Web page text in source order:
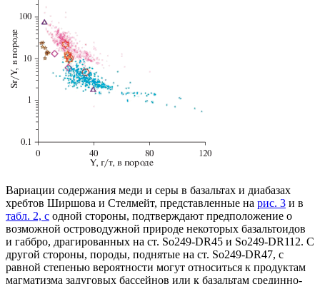
Вариации содержания меди и серы в базальтах и диабазах
хребтов Ширшова и Стелмейт, представленные на рис. 3 и в
табл. 2, c одной стороны, подтверждают предположение о
возможной островодужной природе некоторых базальтоидов
и габбро, драгированных на ст. So249-DR45 и So249-DR112. С
другой стороны, породы, поднятые на ст. So249-DR47, с
равной степенью вероятности могут относиться к продуктам
магматизма задуговых бассейнов или к базальтам срединно-